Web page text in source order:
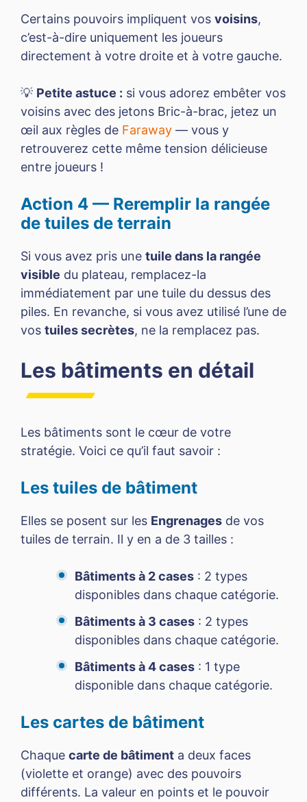
Certains pouvoirs impliquent vos voisins,
c’est-à-dire uniquement les joueurs
directement à votre droite et à votre gauche.
💡 Petite astuce : si vous adorez embêter vos
voisins avec des jetons Bric-à-brac, jetez un
œil aux règles de Faraway — vous y
retrouverez cette même tension délicieuse
entre joueurs !
Action 4 — Reremplir la rangée
de tuiles de terrain
Si vous avez pris une tuile dans la rangée
visible du plateau, remplacez-la
immédiatement par une tuile du dessus des
piles. En revanche, si vous avez utilisé l’une de
vos tuiles secrètes, ne la remplacez pas.
Les bâtiments en détail
Les bâtiments sont le cœur de votre
stratégie. Voici ce qu’il faut savoir :
Les tuiles de bâtiment
Elles se posent sur les Engrenages de vos
tuiles de terrain. Il y en a de 3 tailles :
Bâtiments à 2 cases : 2 types
disponibles dans chaque catégorie.
Bâtiments à 3 cases : 2 types
disponibles dans chaque catégorie.
Bâtiments à 4 cases : 1 type
disponible dans chaque catégorie.
Les cartes de bâtiment
Chaque carte de bâtiment a deux faces
(violette et orange) avec des pouvoirs
différents. La valeur en points et le pouvoir